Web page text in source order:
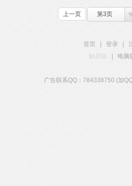
上一页 第3页
首页 登录
触屏版
电脑
广告联系QQ：784338750 (加